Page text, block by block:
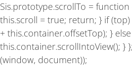
Sis.prototype.scrollTo =
this.scroll = true; return; } if
+ this.container.offsetTop); }
this.container.scrollIntoView(); }
(window, document));